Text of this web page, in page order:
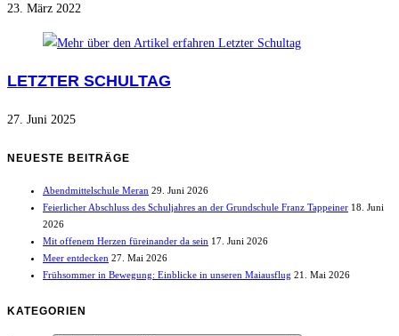
23. März 2022
LETZTER SCHULTAG
27. Juni 2025
NEUESTE BEITRÄGE
Abendmittelschule Meran 29. Juni 2026
Feierlicher Abschluss des Schuljahres an der Grundschule Franz Tappeiner 18. Juni
2026
Mit offenem Herzen füreinander da sein 17. Juni 2026
Meer entdecken 27. Mai 2026
Frühsommer in Bewegung: Einblicke in unseren Maiausflug 21. Mai 2026
KATEGORIEN